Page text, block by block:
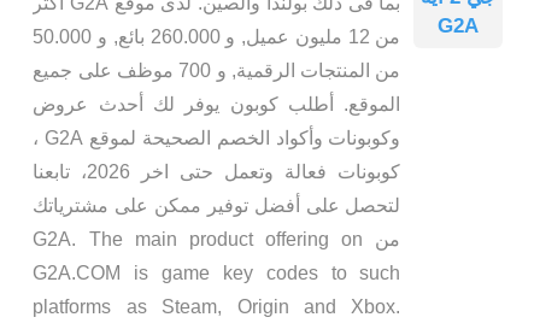
G2A
من 12 مليون عميل, و 260.000 بائع, و 50.000
من المنتجات الرقمية, و 700 موظف على جميع
الموقع. أطلب كوبون يوفر لك أحدث عروض
وكوبونات وأكواد الخصم الصحيحة لموقع G2A ،
كوبونات فعالة وتعمل حتى اخر 2026، تابعنا
لتحصل على أفضل توفير ممكن على مشترياتك
من G2A. The main product offering on
G2A.COM is game key codes to such
platforms as Steam, Origin and Xbox.